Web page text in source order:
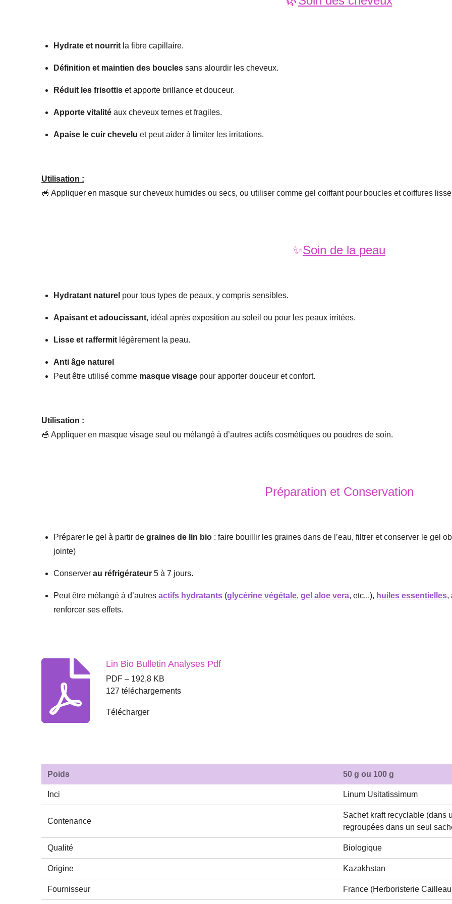
Hydrate et nourrit la fibre capillaire.
Définition et maintien des boucles sans alourdir les cheveux.
Réduit les frisottis et apporte brillance et douceur.
Apporte vitalité aux cheveux ternes et fragiles.
Apaise le cuir chevelu et peut aider à limiter les irritations.
Utilisation :
🥣 Appliquer en masque sur cheveux humides ou secs, ou utiliser comme gel coiffant pour boucles et coiffures
✨Soin de la peau
Hydratant naturel pour tous types de peaux, y compris sensibles.
Apaisant et adoucissant, idéal après exposition au soleil ou pour les peaux irritées.
Lisse et raffermit légèrement la peau.
Anti âge naturel
Peut être utilisé comme masque visage pour apporter douceur et confort.
Utilisation :
🥣 Appliquer en masque visage seul ou mélangé à d’autres actifs cosmétiques ou poudres de soin.
Préparation et Conservation
Préparer le gel à partir de graines de lin bio : faire bouillir les graines dans de l’eau, filtrer et conserver le gel
jointe)
Conserver au réfrigérateur 5 à 7 jours.
Peut être mélangé à d’autres actifs hydratants (glycérine végétale, gel aloe vera, etc...), huiles essentielles,
renforcer ses effets.
Lin Bio Bulletin Analyses Pdf
PDF – 192,8 KB
127 téléchargements
Télécharger
Poids 50 g ou 100 g
Inci Linum Usitatissimum
Contenance
Sachet kraft recyclable (dans
regroupées dans un seul
Qualité Biologique
Origine Kazakhstan
Fournisseur France (Herboristerie